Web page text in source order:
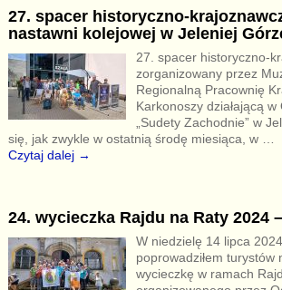
27. spacer historyczno-
nastawni kolejowej w Jeleniej
27. spacer historyczno-
zorganizowany przez
Regionalną Pracownię
Karkonoszy działającą
„Sudety Zachodnie” w
się, jak zwykle w ostatnią środę miesiąca, w
Czytaj dalej →
24. wycieczka Rajdu na Raty 2024
W niedzielę 14 lipca
poprowadziłem turystów
wycieczkę w ramach